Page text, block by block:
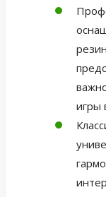
игры